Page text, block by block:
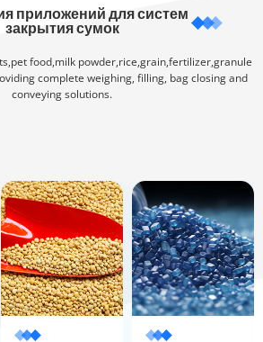
приложений для систем
закрытия сумок
food,milk powder,rice,grain,fertilizer,granule
complete weighing, filling, bag closing and
conveying solutions.